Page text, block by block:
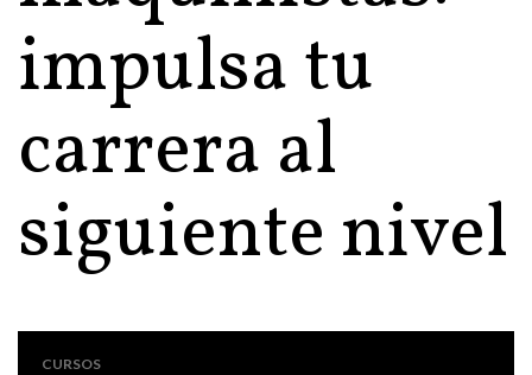
impulsa tu
carrera al
siguiente nivel
CURSOS